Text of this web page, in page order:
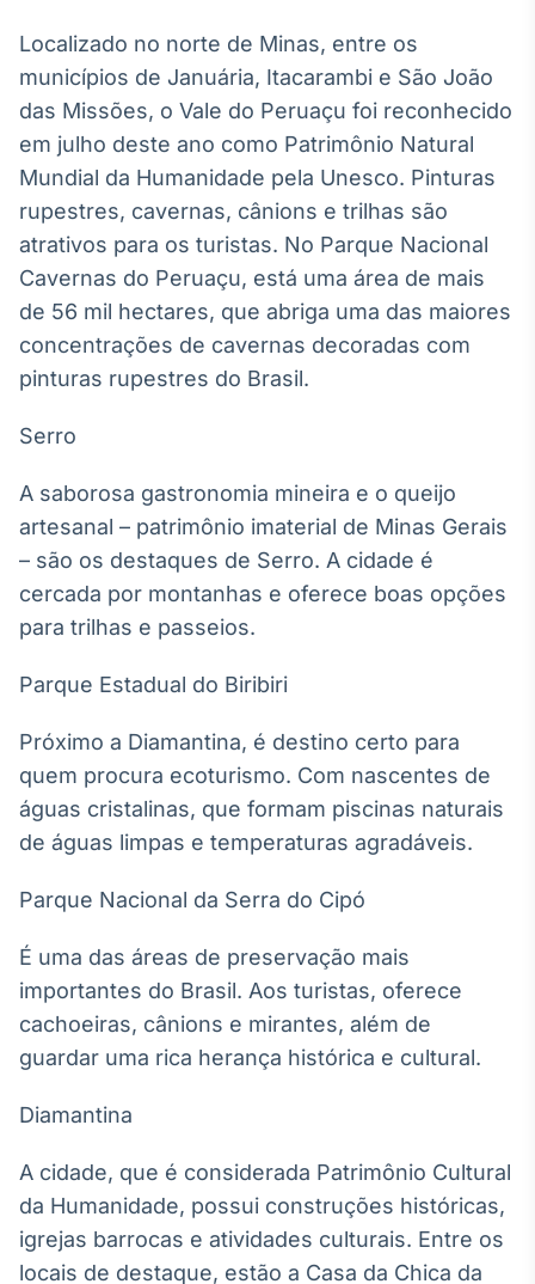
Broadcast
Datafeed
APIs para
integração de
conteúdos e
dados
Ticker
Cotações e
headlines de
notícias
para conteúdos e
Broadcast
displays e telas
Broadcast
Curadoria de
conteúdos
Tecnologia
Broadcast
Radar
Monitoramento
inteligente de
notícias e
Fundos
plataforma para
analisar fundos
no Brasil
Localizado no norte de Minas, entre os
municípios de Januária, Itacarambi e São João
das Missões, o Vale do Peruaçu foi reconhecido
em julho deste ano como Patrimônio Natural
Mundial da Humanidade pela Unesco. Pinturas
rupestres, cavernas, cânions e trilhas são
atrativos para os turistas. No Parque Nacional
Cavernas do Peruaçu, está uma área de mais
de 56 mil hectares, que abriga uma das maiores
concentrações de cavernas decoradas com
pinturas rupestres do Brasil.
Serro
A saborosa gastronomia mineira e o queijo
artesanal – patrimônio imaterial de Minas Gerais
– são os destaques de Serro. A cidade é
cercada por montanhas e oferece boas opções
para trilhas e passeios.
Parque Estadual do Biribiri
Próximo a Diamantina, é destino certo para
quem procura ecoturismo. Com nascentes de
águas cristalinas, que formam piscinas naturais
de águas limpas e temperaturas agradáveis.
Parque Nacional da Serra do Cipó
É uma das áreas de preservação mais
importantes do Brasil. Aos turistas, oferece
cachoeiras, cânions e mirantes, além de
guardar uma rica herança histórica e cultural.
Diamantina
A cidade, que é considerada Patrimônio Cultural
da Humanidade, possui construções históricas,
igrejas barrocas e atividades culturais. Entre os
locais de destaque, estão a Casa da Chica da